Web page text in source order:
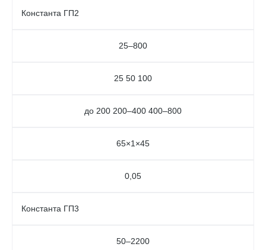
Константа ГП2
25–800
25 50 100
до 200 200–400 400–800
65×1×45
0,05
Константа ГП3
50–2200